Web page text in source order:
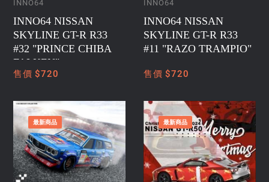
INNO64
INNO64 NISSAN
SKYLINE GT-R R33
#32 "PRINCE CHIBA
FALKEN"
售價 $720
INNO64
INNO64 NISSAN
SKYLINE GT-R R33
#11 "RAZO TRAMPIO"
售價 $720
最新商品 最新商品